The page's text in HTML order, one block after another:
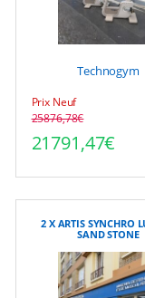
Technogym
Prix Neuf
25876,78€
Le prix initial
21791,47€
Le prix actuel
2 X ARTIS SYNCHRO
SAND STONE